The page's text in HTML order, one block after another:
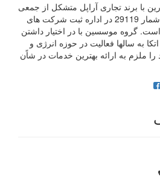
با برند تجاری آراپل متشکل از جمعی
از مهندسین پویا و خلاق به شمار 29119 در اداره ثبت شرکت های
گروه موسسین با در اختیار داشتن
به سالها فعالیت در حوزه انرژی و
ملزم به ارائه بهترین خدمات در شاًن